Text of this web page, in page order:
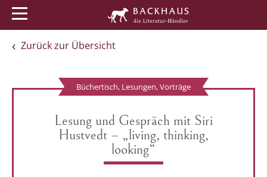
Zurück zur Übersicht
Büchertisch, Lesungen, Vorträge
Lesung und Gespräch mit Siri
Hustvedt – „living, thinking,
looking“